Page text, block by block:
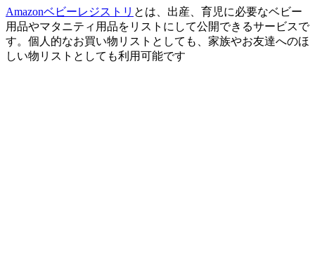
Amazonベビーレジストリ とは、出産、育児に必要なベビー
用品やマタニティ用品をリストにして公開できるサービスで
す。個人的なお買い物リストとしても、家族やお友達へのほ
しい物リストとしても利用可能です